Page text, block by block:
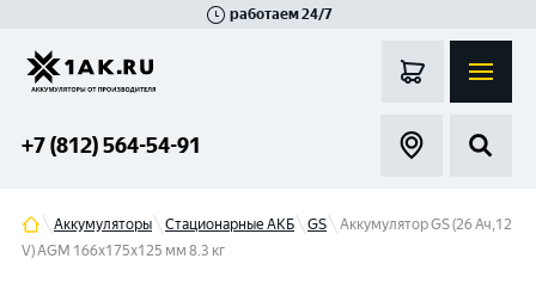
работаем 24/7
+7 (812) 564-54-91
Аккумуляторы Стационарные АКБ GS
Аккумулятор GS (26 Ач,12
V) AGM 166x175x125 мм 8.3 кг
Гатчина